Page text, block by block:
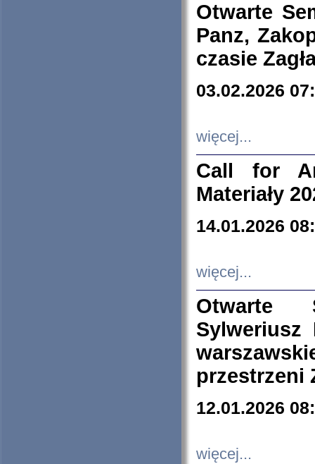
Otwarte
Panz,
czasie
03.02.2026
więcej...
Call for
Materiały
14.01.2026
więcej...
Otwarte
Sylweriusz
przestrzeni
12.01.2026
więcej...